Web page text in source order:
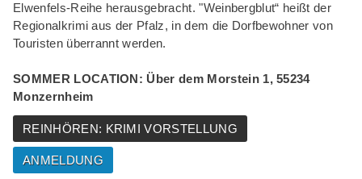
Elwenfels-Reihe herausgebracht. "Weinbergblut“ heißt der
Regionalkrimi aus der Pfalz, in dem die Dorfbewohner von
Touristen überrannt werden.
SOMMER LOCATION: Über dem Morstein 1, 55234
Monzernheim
REINHÖREN: KRIMI VORSTELLUNG
ANMELDUNG